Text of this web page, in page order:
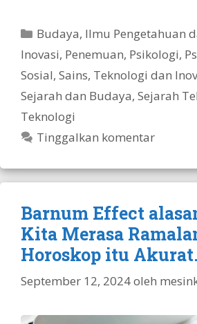
Kategori
Budaya, Ilmu Pengetahuan
Inovasi, Penemuan, Psikologi,
Sosial, Sains, Teknologi dan
Sejarah dan Budaya, Sejarah
Teknologi
Tinggalkan komentar
Barnum Effect
Kita Merasa
Horoskop itu Akurat.
September 12, 2024oleh